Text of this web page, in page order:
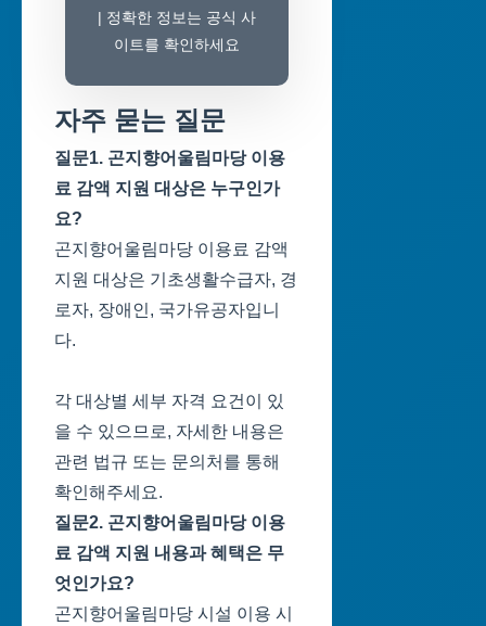
| 정확한 정보는 공식 사
이트를 확인하세요
자주 묻는 질문
질문1. 곤지향어울림마당 이용
료 감액 지원 대상은 누구인가
요?
곤지향어울림마당 이용료 감액
지원 대상은 기초생활수급자, 경
로자, 장애인, 국가유공자입니
다.
각 대상별 세부 자격 요건이 있
을 수 있으므로, 자세한 내용은
관련 법규 또는 문의처를 통해
확인해주세요.
질문2. 곤지향어울림마당 이용
료 감액 지원 내용과 혜택은 무
엇인가요?
곤지향어울림마당 시설 이용 시